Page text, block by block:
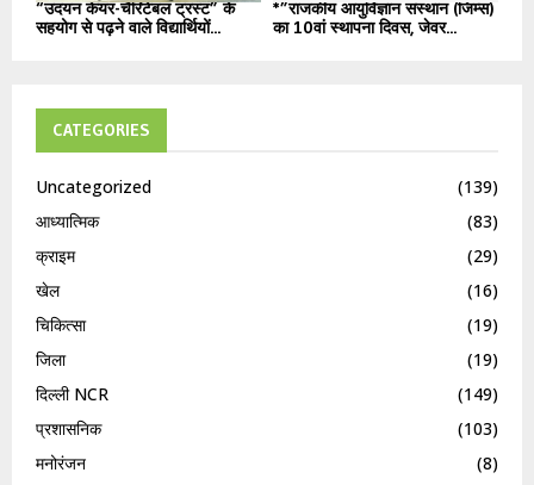
“उदयन केयर-चैरिटेबल ट्रस्ट” के
सहयोग से पढ़ने वाले विद्यार्थियों...
*”राजकीय आयुर्विज्ञान संस्थान (जिम्स)
का 10वां स्थापना दिवस, जेवर...
CATEGORIES
Uncategorized
(139)
आध्यात्मिक
(83)
क्राइम
(29)
खेल
(16)
चिकित्सा
(19)
जिला
(19)
दिल्ली NCR
(149)
प्रशासनिक
(103)
मनोरंजन
(8)